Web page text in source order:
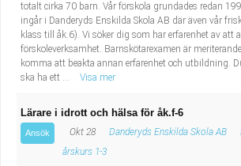
totalt cirka 70 barn. Vår förskola grundades redan
ingår i Danderyds Enskilda Skola AB där även vår
klass till åk.6). Vi söker dig som har erfarenhet av att
förskoleverksamhet. Barnskötarexamen är
komma att beakta annan erfarenhet och utbildning.
ska ha ett ...
Visa mer
Lärare i idrott och hälsa för åk.f-6
Ansök Okt 28 Danderyds Enskilda Skola AB
årskurs 1-3